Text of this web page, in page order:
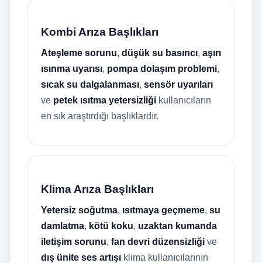
Kombi Arıza Başlıkları
Ateşleme sorunu, düşük su basıncı, aşırı
ısınma uyarısı, pompa dolaşım problemi,
sıcak su dalgalanması, sensör uyarıları
ve petek ısıtma yetersizliği kullanıcıların
en sık araştırdığı başlıklardır.
Klima Arıza Başlıkları
Yetersiz soğutma, ısıtmaya geçmeme, su
damlatma, kötü koku, uzaktan kumanda
iletişim sorunu, fan devri düzensizliği ve
dış ünite ses artışı klima kullanıcılarının